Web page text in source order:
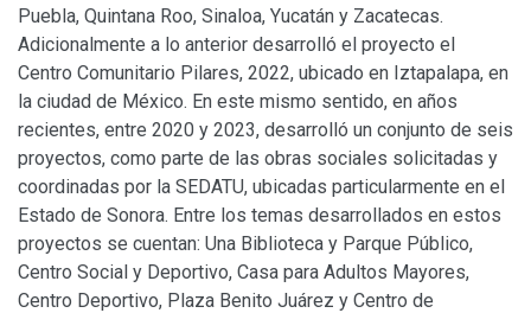
Puebla, Quintana Roo, Sinaloa, Yucatán y Zacatecas.
Adicionalmente a lo anterior desarrolló el proyecto el
Centro Comunitario Pilares, 2022, ubicado en Iztapalapa, en
la ciudad de México. En este mismo sentido, en años
recientes, entre 2020 y 2023, desarrolló un conjunto de seis
proyectos, como parte de las obras sociales solicitadas y
coordinadas por la SEDATU, ubicadas particularmente en el
Estado de Sonora. Entre los temas desarrollados en estos
proyectos se cuentan: Una Biblioteca y Parque Público,
Centro Social y Deportivo, Casa para Adultos Mayores,
Centro Deportivo, Plaza Benito Juárez y Centro de